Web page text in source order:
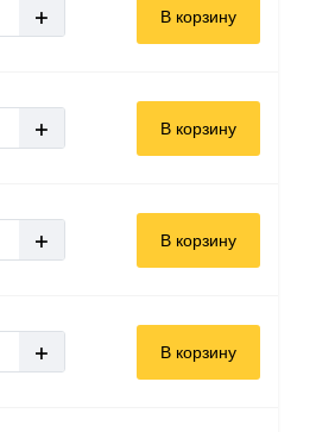
+ В корзину
+ В корзину
+ В корзину
+ В корзину